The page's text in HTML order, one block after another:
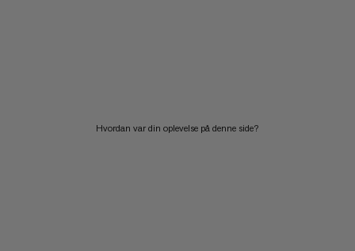
Hvordan var din oplevelse på denne side?